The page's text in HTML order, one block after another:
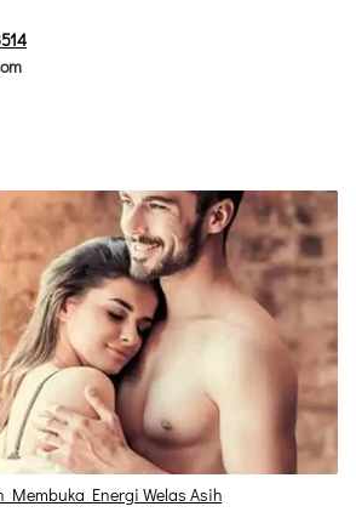
Energi Welas Asih